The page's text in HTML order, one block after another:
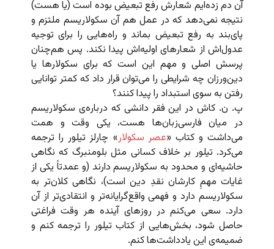
آن دم زده‌ایم شعارش رفع تبعیض بوده است (یا هست)
نتیجه نمی‌دهد که در عمل هم آن سکولاریسم ملتزم و
پای‌بند به رفع تبعیض بماند و راه‌هایی را برای توجیه
عدول‌اش از شعارهای اولیه‌اش پیدا نکند. پس هم‌چنان
پرسش اصلی و مهم این است که برای سکولارها یا
دین‌ورزان چه شرایطی را می‌توان قرار داد که کمتر توانایی
رفتن به سوی استبداد را پیدا کنند؟
پ. ن. کاش در این فقر دانشی که درباره‌ی سکولاریسم
در میان فارسی‌زبان‌ها هست، یکی وقت و همت
می‌داشت و کتاب «عصر سکولار» چارلز تیلور را ترجمه
می‌کرد. تیلور بر خلاف کسانی مثل بلومنبرگ که نگاهی
حاشیه‌ای و محدود به سکولاریسم دارند (و عمدتاً یکی از
غایات مهمِ کارشان نقدِ دین است)، نگاهی کلان‌تر به
سکولاریسم دارد و فهمی واقع‌گرایانه‌تر و انتقادی‌تر از آن
دارد. سعی می‌کنم در روزهای آینده هر وقت فراغتی
حاصل شود، بخش‌هایی از کتاب تیلور را ترجمه کنم و
ضمیمه‌ی این یادداشت‌ها کنم.